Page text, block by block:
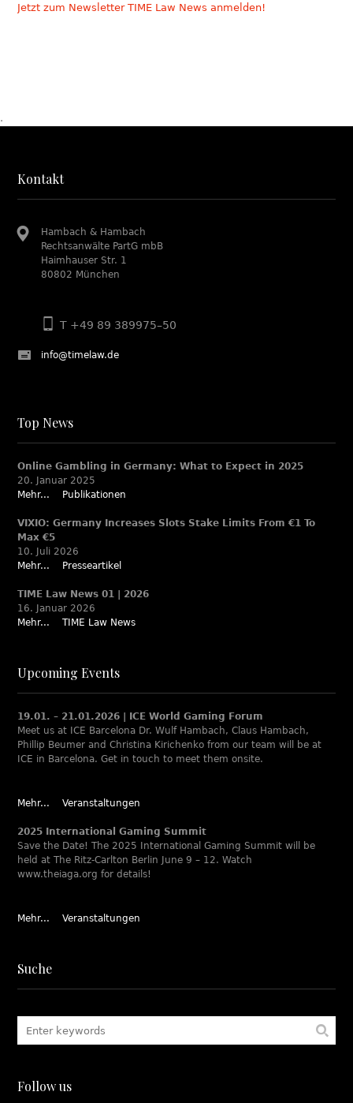
Jetzt zum Newsletter TIME Law News anmelden!
.
Kontakt
Hambach & Hambach
Rechtsanwälte PartG mbB
Haimhauser Str. 1
80802 München
T +49 89 389975–50
info@timelaw.de
Top News
Online Gambling in Germany: What to Expect in 2025
20. Januar 2025
Mehr...
Publikationen
VIXIO: Germany Increases Slots Stake Limits From €1 To
Max €5
10. Juli 2026
Mehr...
Presseartikel
TIME Law News 01 | 2026
16. Januar 2026
Mehr...
TIME Law News
Upcoming Events
19.01. – 21.01.2026 | ICE World Gaming Forum
Meet us at ICE Barcelona Dr. Wulf Hambach, Claus Hambach,
Phillip Beumer and Christina Kirichenko from our team will be at
ICE in Barcelona. Get in touch to meet them onsite.
Mehr... Veranstaltungen
2025 International Gaming Summit
Save the Date! The 2025 International Gaming Summit will be
held at The Ritz-Carlton Berlin June 9 – 12. Watch
www.theiaga.org for details!
Mehr... Veranstaltungen
Suche
Follow us